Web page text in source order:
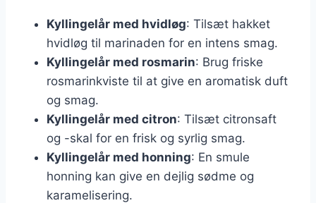
Kyllingelår med hvidløg: Tilsæt hakket
hvidløg til marinaden for en intens smag.
Kyllingelår med rosmarin: Brug friske
rosmarinkviste til at give en aromatisk duft
og smag.
Kyllingelår med citron: Tilsæt citronsaft
og -skal for en frisk og syrlig smag.
Kyllingelår med honning: En smule
honning kan give en dejlig sødme og
karamelisering.